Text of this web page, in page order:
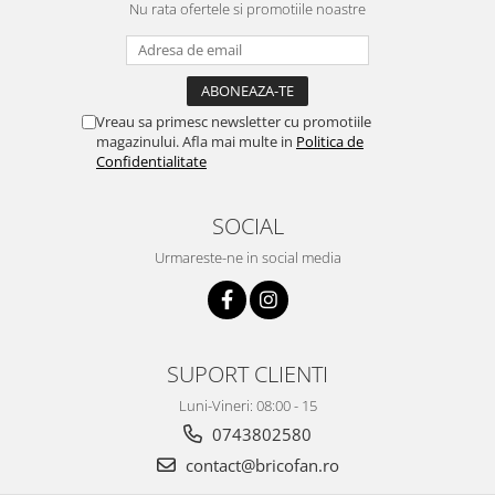
Compresoare auto si pompe
Intretinere interior/exterior
Modulatoare FM
Perii de zapada si raclete
Pompe de transfer
Accesorii si componente craciun
Beteala si ghirlande Craciun
Decoratiuni luminoase exterioare &
Figurine si decoratiuni Craciun
Nu rata ofertele si promotiile noastre
Vreau sa primesc newsletter cu promotiile
magazinului. Afla mai multe in Politica de
Confidentialitate
SOCIAL
Urmareste-ne in social media
SUPORT CLIENTI
Luni-Vineri: 08:00 - 15
0743802580
contact@bricofan.ro